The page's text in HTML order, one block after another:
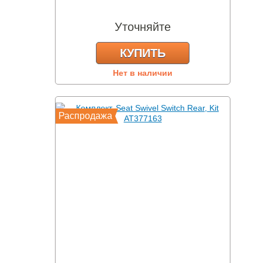
Уточняйте
КУПИТЬ
Нет в наличии
Распродажа